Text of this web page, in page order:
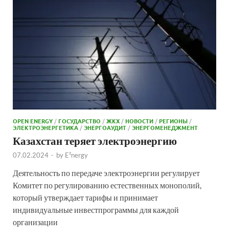
OPEN ENERGY/ГОСУДАРСТВО /ЖКХ/НОВОСТИ/РЕГИОНЫ/
ЭЛЕКТРОЭНЕРГЕТИКА/ЭНЕРГОАУДИТ/ЭНЕРГОМЕНЕДЖМЕНТ
Казахстан теряет электроэнергию
07.02.2024 - by E²nergy
Деятельность по передаче электроэнергии регулирует
Комитет по регулированию естественных монополий,
который утверждает тарифы и принимает
индивидуальные инвестпрограммы для каждой
организации